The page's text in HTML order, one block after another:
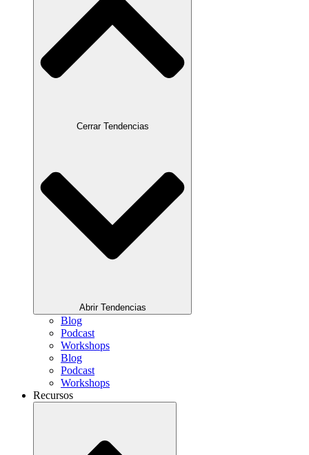
Cerrar Tendencias
Abrir Tendencias
Blog
Podcast
Workshops
Blog
Podcast
Workshops
Recursos